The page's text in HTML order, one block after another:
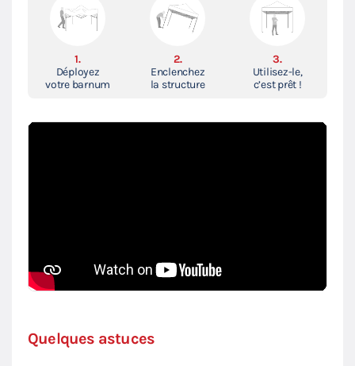
1.
Déployez
votre barnum
2.
Enclenchez
la structure
3.
Utilisez-le,
c’est prêt !
Quelques astuces